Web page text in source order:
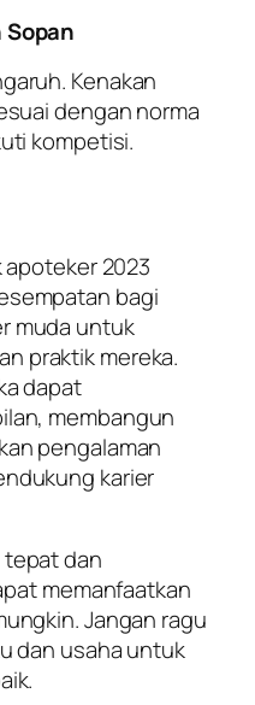
Sopan
Kenakan
dengan norma
kompetisi.
2023
bagi
muda untuk
praktik mereka.
dapat
membangun
pengalaman
karier
tepat dan
memanfaatkan
Jangan ragu
dan usaha untuk